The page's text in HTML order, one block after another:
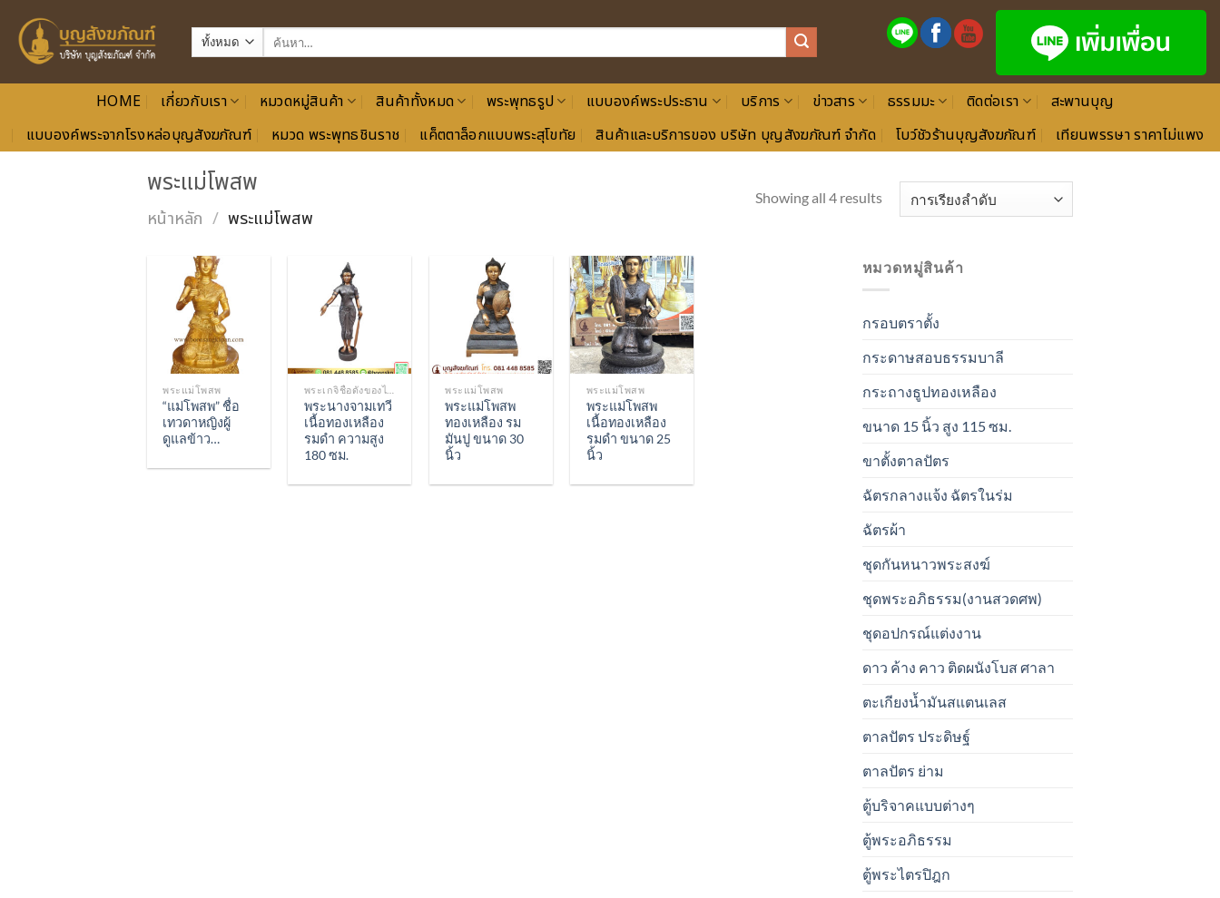
ค้นหา:
HOME เกี่ยวกับเรา หมวดหมู่สินค้า สินค้าทั้งหมด พระพุทธรูป แบบองค์พระประธาน บริการ ข่าวสาร ธรรมมะ ติดต่อเรา
สะพานบุญ
แบบองค์พระจากโรงหล่อบุญสังฆภัณฑ์
หมวด พระพุทธชินราช แค็ตตาล็อกแบบพระสุโขทัย สินค้าและบริการของ บริษัท บุญสังฆภัณฑ์ จำกัด โบว์ชัวร้านบุญสังฆภัณฑ์ เทียนพรรษา ราคาไม่แพง
พระแม่โพสพ
หน้าหลัก / พระแม่โพสพ
Showing all 4 results
Add to
Wishlist
พระแม่โพสพ
“แม่โพสพ” ชื่อ
เทวดาหญิงผู้
ดูแลข้าว…
Wishlist
พระนางจามเทวี
เนื้อทองเหลือง
รมดำ ความสูง
180 ซม.
Add to
Wishlist
พระแม่โพสพ
พระแม่โพสพ
ทองเหลือง รม
มันปู ขนาด 30
นิ้ว
Add to
Wishlist
พระแม่โพสพ
พระแม่โพสพ
เนื้อทองเหลือง
รมดำ ขนาด 25
นิ้ว
หมวดหมู่สินค้า
กรอบตราตั้ง
กระดาษสอบธรรมบาลี
กระถางธูปทองเหลือง
ขนาด 15 นิ้ว สูง 115 ซม.
ขาตั้งตาลปัตร
ฉัตรกลางแจ้ง ฉัตรในร่ม
ฉัตรผ้า
ชุดกันหนาวพระสงฆ์
ชุดพระอภิธรรม(งานสวดศพ)
ชุดอปกรณ์แต่งงาน
ดาว ค้าง คาว ติดผนังโบส ศาลา
ตะเกียงน้ำมันสแตนเลส
ตาลปัตร ประดิษฐ์
ตาลปัตร ย่าม
ตู้บริจาคแบบต่างๆ
ตู้พระอภิธรรม
ตู้พระไตรปิฎก